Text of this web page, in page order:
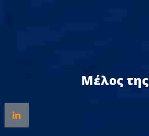
Μέλος της